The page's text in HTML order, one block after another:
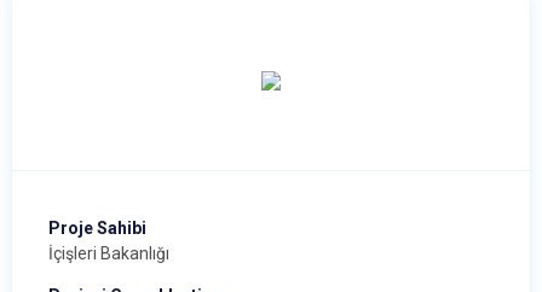
Proje Sahibi
İçişleri Bakanlığı